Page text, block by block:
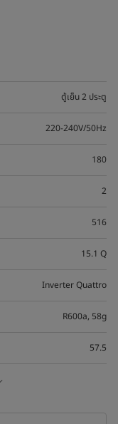
ตู้เย็น 2 ประตู
220-240V/50Hz
180
2
516
15.1 Q
Inverter Quattro
R600a, 58g
57.5